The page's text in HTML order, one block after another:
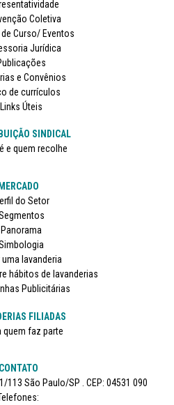
Coletiva
Curso/ Eventos
Jurídica
e Convênios
de currículos
Links Úteis
SINDICAL
e quem recolhe
MERCADO
do Setor
Panorama
uma lavanderia
hábitos de lavanderias
Publicitárias
FILIADAS
quem faz parte
CONTATO
113 São Paulo/SP . CEP: 04531 090